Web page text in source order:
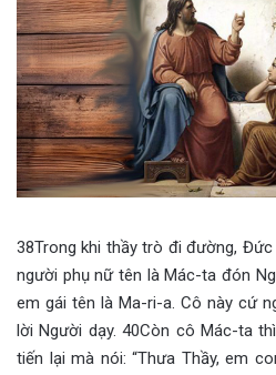
38Trong khi thầy trò đi đường,
người phụ nữ tên là Mác-ta đón
em gái tên là Ma-ri-a. Cô này cứ
lời Người dạy. 40Còn cô Mác-ta
tiến lại mà nói: “Thưa Thầy, em